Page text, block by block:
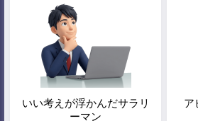
いい考えが浮かんだサラリ
ーマン
ア